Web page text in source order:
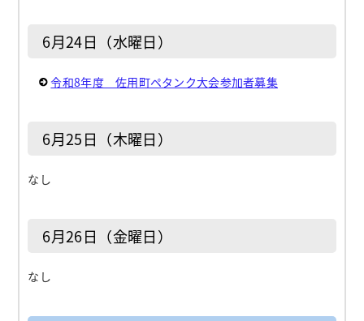
6月24日（水曜日）
令和8年度 佐用町ペタンク大会参加者募集
6月25日（木曜日）
なし
6月26日（金曜日）
なし